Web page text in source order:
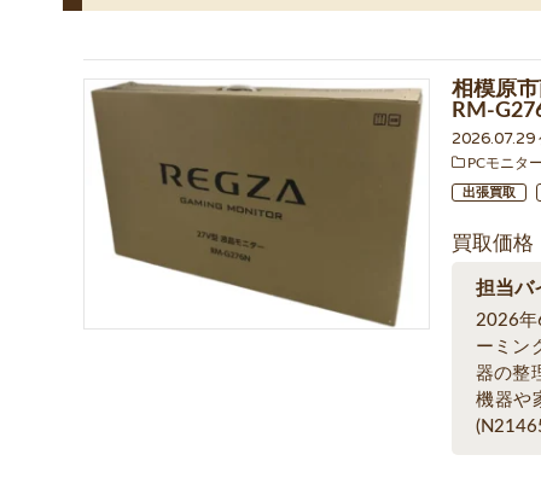
相模原
RM-
2026.07.29
PCモニタ
出張買取
買取価格
担当バ
2026年
ーミン
器の整
機器や